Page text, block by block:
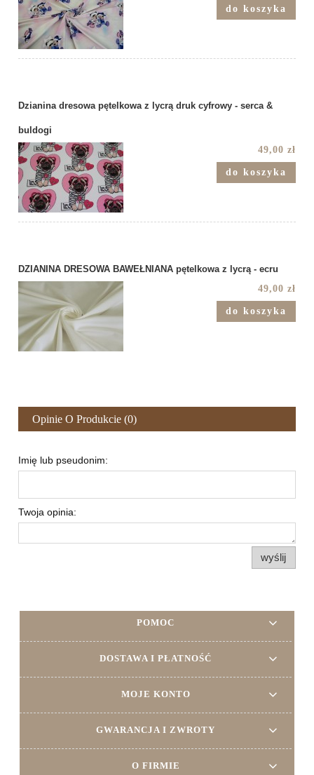
do koszyka
Dzianina dresowa pętelkowa z lycrą druk cyfrowy - serca &
buldogi
49,00 zł
do koszyka
DZIANINA DRESOWA BAWEŁNIANA pętelkowa z lycrą - ecru
49,00 zł
do koszyka
Opinie O Produkcie (0)
Imię lub pseudonim:
Twoja opinia:
wyślij
POMOC
DOSTAWA I PŁATNOŚĆ
MOJE KONTO
GWARANCJA I ZWROTY
O FIRMIE